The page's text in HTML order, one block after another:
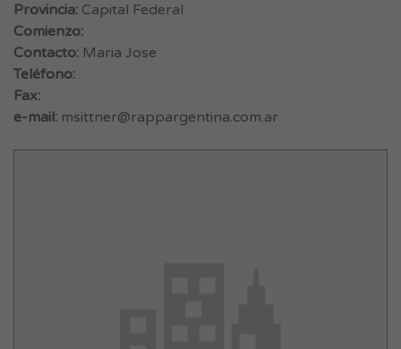
Provincia: Capital Federal
Comienzo:
Contacto: Maria Jose
Teléfono:
Fax:
e-mail: msittner@rappargentina.com.ar